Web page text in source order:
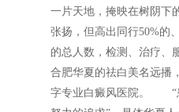
一片天地，掩映在树阴下
张扬，但高出同行50%的
的总人数，检测、治疗、
合肥华夏的祛白美名远播
字专业白癜风医院。 “